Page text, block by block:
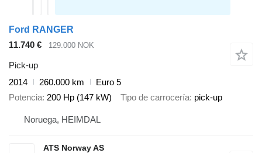
Ford RANGER
11.740 €
129.000 NOK
Pick-up
2014
260.000 km
Euro 5
Potencia 200 Hp (147 kW) Tipo de carrocería pick-up
Noruega, HEIMDAL
ATS Norway AS